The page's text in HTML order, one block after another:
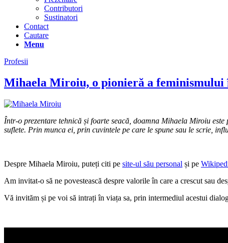
Contributori
Sustinatori
Contact
Cautare
Menu
Profesii
Mihaela Miroiu, o pionieră a feminismului
Într-o prezentare tehnică și foarte seacă, doamna Mihaela Miroiu
suflete. Prin munca ei, prin cuvintele pe care le spune sau le scrie,
Despre Mihaela Miroiu, puteți citi pe site-ul său personal și pe
Am invitat-o să ne povestească despre valorile în care a crescut sau
Vă invităm și pe voi să intrați în viața sa, prin intermediul acestui